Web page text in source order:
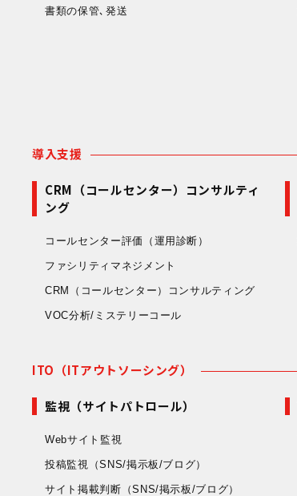
書類の保管､発送
導入支援
CRM（コールセンター）コンサルティ
ング
コールセンター評価 （運用診断）
ファシリティマネジメント
CRM（コールセンター）コンサルティング
VOC分析/ミステリーコール
ITO（ITアウトソーシング）
監視（サイトパトロール）
Webサイト監視
投稿監視 （SNS/掲示板/ブログ）
サイト掲載判断 （SNS/掲示板/ブログ）